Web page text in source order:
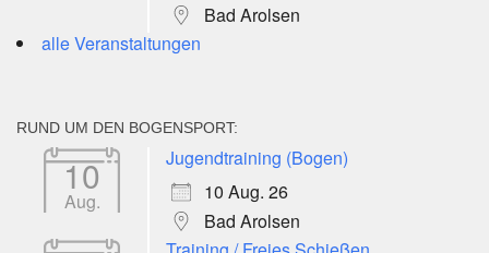
Bad Arolsen
alle Veranstaltungen
RUND UM DEN BOGENSPORT:
10
Aug.
Jugendtraining (Bogen)
10 Aug. 26
Bad Arolsen